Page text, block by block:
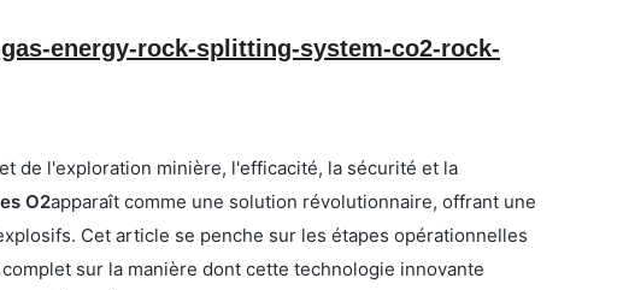
energy-rock-splitting-system-co2-rock-
de l'exploration minière, l'efficacité, la sécurité et la
O2apparaît comme une solution révolutionnaire, offrant une
Cet article se penche sur les étapes opérationnelles
sur la manière dont cette technologie innovante